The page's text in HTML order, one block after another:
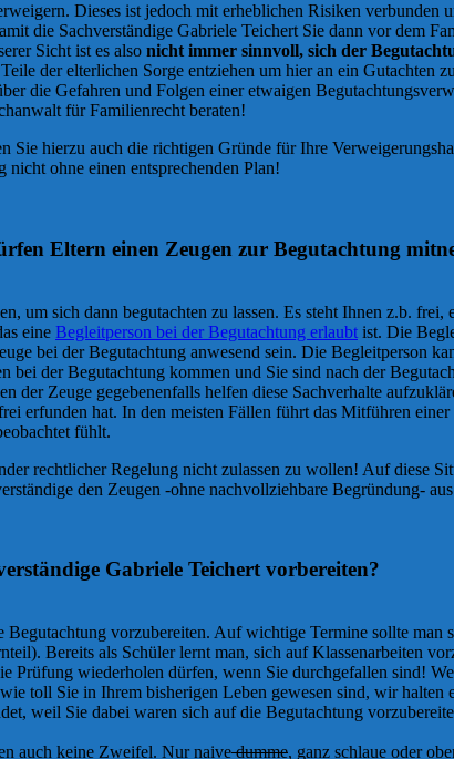
Dieses ist jedoch mit erheblichen Risiken verbunden
die Sachverständige Gabriele Teichert Sie dann vor dem
Sicht ist es also nicht immer sinnvoll, sich der
der elterlichen Sorge entziehen um hier an ein Gutachten
die Gefahren und Folgen einer etwaigen
für Familienrecht beraten!
Sie hierzu auch die richtigen Gründe für Ihre
nicht ohne einen entsprechenden Plan!
Eltern einen Zeugen zur Begutachtung
um sich dann begutachten zu lassen. Es steht Ihnen z.b.
eine Begleitperson bei der Begutachtung erlaubt ist. Die
bei der Begutachtung anwesend sein. Die Begleitperson
der Begutachtung kommen und Sie sind nach der
der Zeuge gegebenenfalls helfen diese Sachverhalte
erfunden hat. In den meisten Fällen führt das Mitführen
fühlt.
rechtlicher Regelung nicht zulassen zu wollen! Auf diese
den Zeugen -ohne nachvollziehbare Begründung-
Gabriele Teichert vorbereiten?
vorzubereiten. Auf wichtige Termine sollte
Bereits als Schüler lernt man, sich auf Klassenarbeiten
wiederholen dürfen, wenn Sie durchgefallen sind!
toll Sie in Ihrem bisherigen Leben gewesen sind, wir
weil Sie dabei waren sich auf die Begutachtung
auch keine Zweifel. Nur naivedumme, ganz schlaue oder